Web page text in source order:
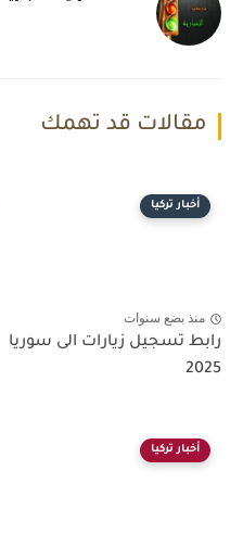
مقالات قد تهمك
أخبار تركيا
منذ بضع سنوات
رابط تسجيل زيارات الى سوريا
2025
أخبار تركيا